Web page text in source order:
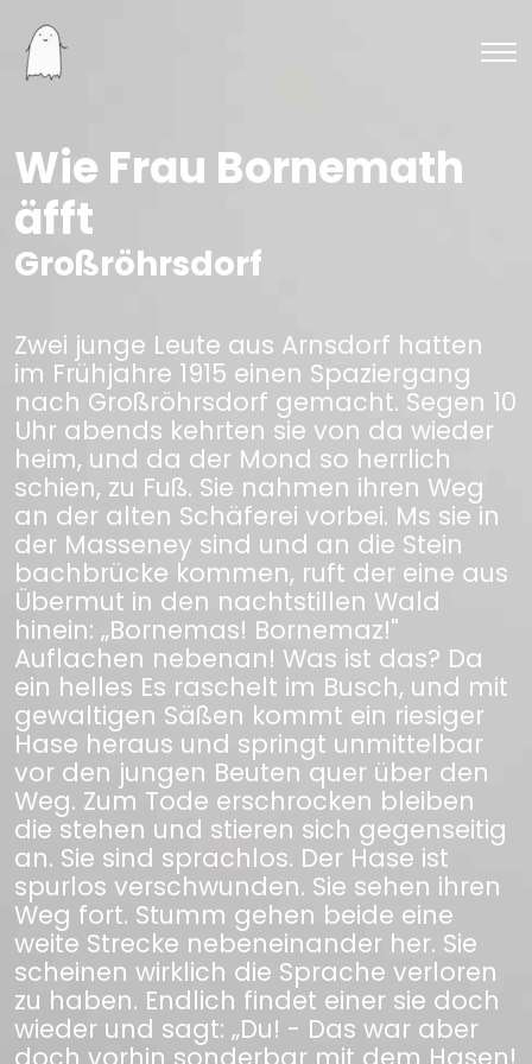
Wie Frau Bornemath
äfft
Großröhrsdorf
Zwei junge Leute aus Arnsdorf hatten
im Frühjahre 1915 einen Spaziergang
nach Großröhrsdorf gemacht. Segen 10
Uhr abends kehrten sie von da wieder
heim, und da der Mond so herrlich
schien, zu Fuß. Sie nahmen ihren Weg
an der alten Schäferei vorbei. Ms sie in
der Masseney sind und an die Stein
bachbrücke kommen, ruft der eine aus
Übermut in den nachtstillen Wald
hinein: „Bornemas! Bornemaz!"
Auflachen nebenan! Was ist das? Da
ein helles Es raschelt im Busch, und mit
gewaltigen Säßen kommt ein riesiger
Hase heraus und springt unmittelbar
vor den jungen Beuten quer über den
Weg. Zum Tode erschrocken bleiben
die stehen und stieren sich gegenseitig
an. Sie sind sprachlos. Der Hase ist
spurlos verschwunden. Sie sehen ihren
Weg fort. Stumm gehen beide eine
weite Strecke nebeneinander her. Sie
scheinen wirklich die Sprache verloren
zu haben. Endlich findet einer sie doch
wieder und sagt: „Du! - Das war aber